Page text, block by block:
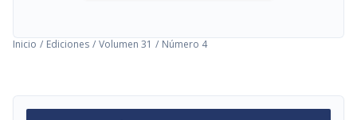
Inicio / Ediciones / Volumen 31 / Número 4